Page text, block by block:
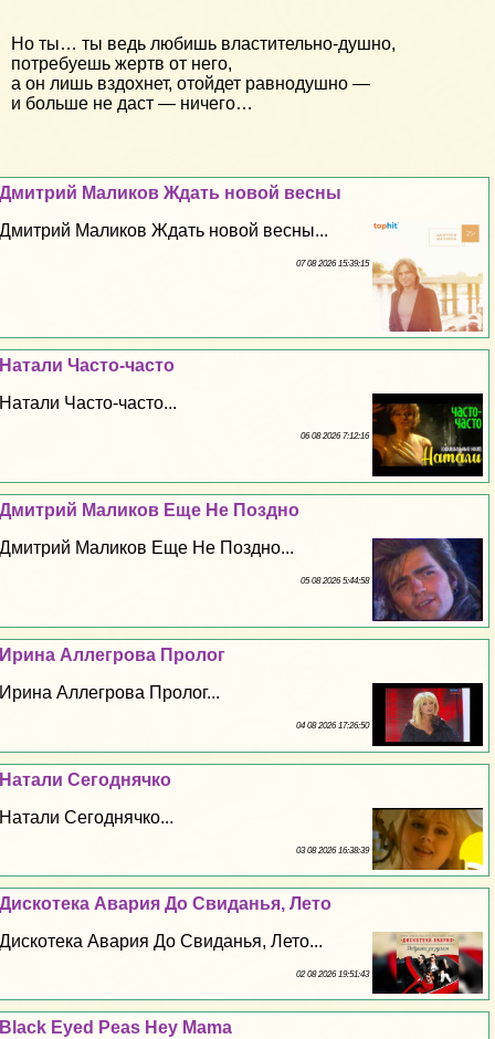
Но ты… ты ведь любишь властительно-душно,
потребуешь жертв от него,
а он лишь вздохнет, отойдет равнодушно —
и больше не даст — ничего…
Дмитрий Маликов Ждать новой весны
Дмитрий Маликов Ждать новой весны...
07 08 2026 15:39:15
Натали Часто-часто
Натали Часто-часто...
06 08 2026 7:12:16
Дмитрий Маликов Еще Не Поздно
Дмитрий Маликов Еще Не Поздно...
05 08 2026 5:44:58
Ирина Аллегрова Пролог
Ирина Аллегрова Пролог...
04 08 2026 17:26:50
Натали Сегоднячко
Натали Сегоднячко...
03 08 2026 16:38:39
Дискотека Авария До Свиданья, Лето
Дискотека Авария До Свиданья, Лето...
02 08 2026 19:51:43
Black Eyed Peas Hey Mama